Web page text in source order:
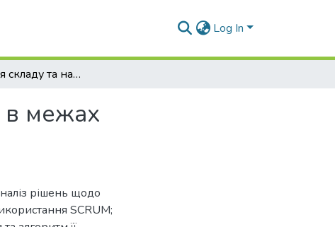
Log In
Оптимізація складу та навантаження команди в межах використання фреймворку SCRUM
в межах
рішень щодо
SCRUM;